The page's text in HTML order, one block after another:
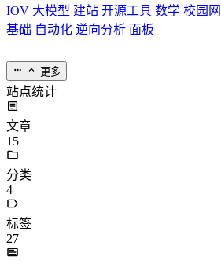
IOV 大模型 建站 开源工具 数学 校园网
基础 自动化 逆向分析 面板
更多
站点统计
文章
15
分类
4
标签
27